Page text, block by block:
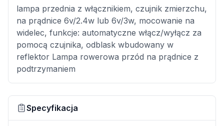
lampa przednia z włącznikiem, czujnik zmierzchu,
na prądnice 6v/2.4w lub 6v/3w, mocowanie na
widelec, funkcje: automatyczne włącz/wyłącz za
pomocą czujnika, odblask wbudowany w
reflektor Lampa rowerowa przód na prądnice z
podtrzymaniem
Specyfikacja